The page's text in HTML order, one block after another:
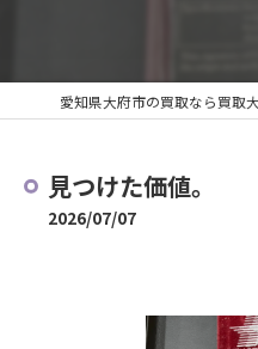
見つけた価値。
2026/07/07